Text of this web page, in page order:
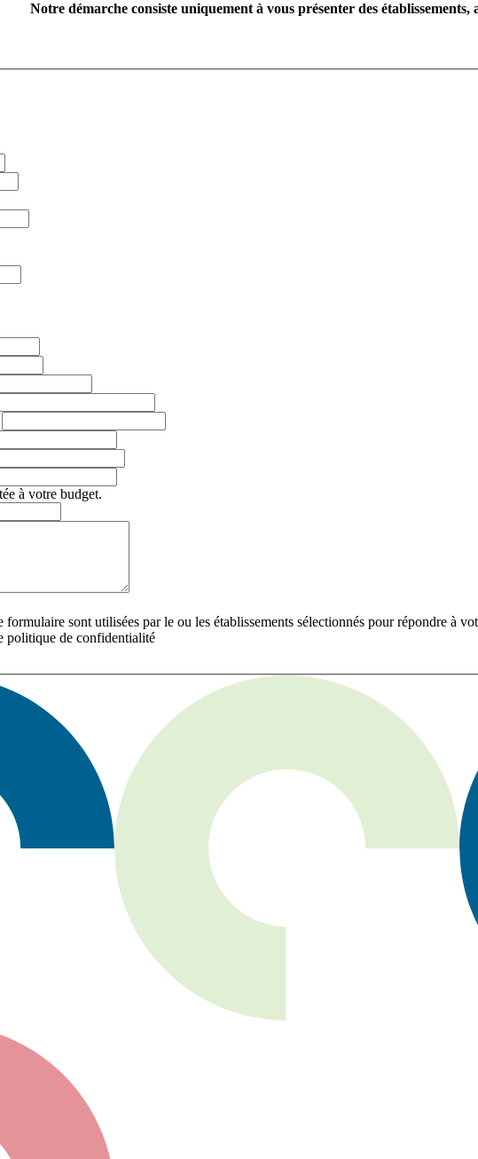
Notre démarche consiste uniquement à vous présenter des établissements,
à votre budget.
sont utilisées par le ou les établissements sélectionnés pour répondre à
politique de confidentialité